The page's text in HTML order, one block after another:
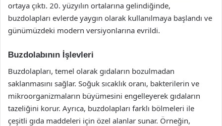
ortaya çıktı. 20. yüzyılın ortalarına gelindiğinde,
buzdolapları evlerde yaygın olarak kullanılmaya başlandı ve
günümüzdeki modern versiyonlarına evrildi.
Buzdolabının İşlevleri
Buzdolapları, temel olarak gıdaların bozulmadan
saklanmasını sağlar. Soğuk sıcaklık oranı, bakterilerin ve
mikroorganizmaların büyümesini engelleyerek gıdaların
tazeliğini korur. Ayrıca, buzdolapları farklı bölmeleri ile
çeşitli gıda maddeleri için özel alanlar sunar. Örneğin,